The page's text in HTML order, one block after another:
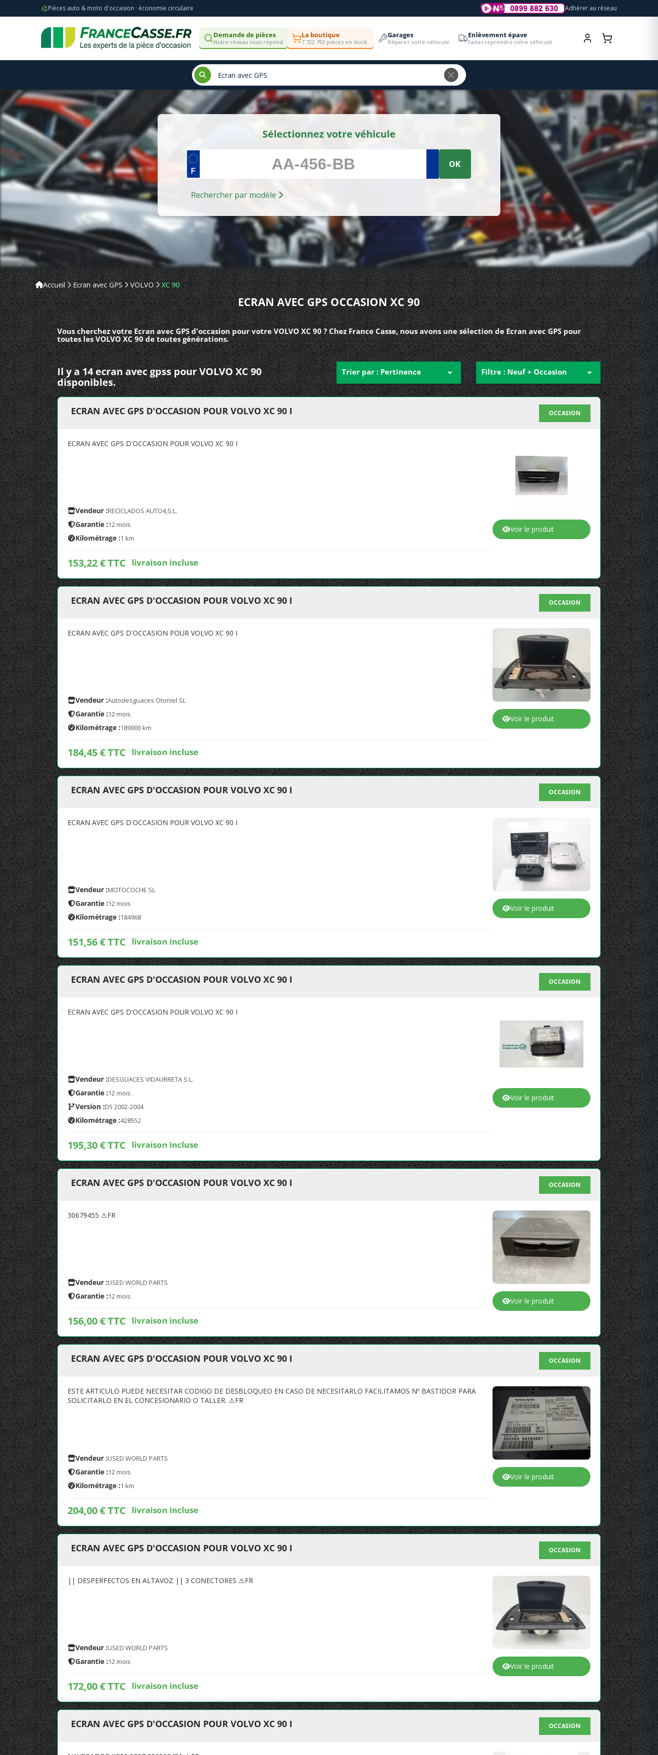
Pièces auto & moto d'occasion · économie circulaire Adhérer au réseau
Demande de pièces
Notre réseau vous répond
La boutique
7 722 793 pièces en stock
Garages
Réparez votre véhicule
Enlèvement épave
Faites reprendre votre véhicule
Sélectionnez votre véhicule
OK
Rechercher par modèle
Accueil Ecran avec GPS VOLVO XC 90
ECRAN AVEC GPS OCCASION XC 90
Vous cherchez votre Ecran avec GPS d'occasion pour votre VOLVO XC 90 ? Chez France Casse, nous avons une sélection de Ecran avec GPS pour
toutes les VOLVO XC 90 de toutes générations.
Il y a 14 ecran avec gpss pour VOLVO XC 90
disponibles.
Trier par : Pertinence  Filtre : Neuf + Occasion 
ECRAN AVEC GPS D'OCCASION POUR VOLVO XC 90 I OCCASION
ECRAN AVEC GPS D'OCCASION POUR VOLVO XC 90 I
Vendeur :RECICLADOS AUTO4,S.L.
Garantie :12 mois
Kilométrage :1 km
153,22 € TTC livraison incluse
Voir le produit
ECRAN AVEC GPS D'OCCASION POUR VOLVO XC 90 I OCCASION
ECRAN AVEC GPS D'OCCASION POUR VOLVO XC 90 I
Vendeur :Autodesguaces Otoniel SL
Garantie :12 mois
Kilométrage :189000 km
184,45 € TTC livraison incluse
Voir le produit
ECRAN AVEC GPS D'OCCASION POUR VOLVO XC 90 I OCCASION
ECRAN AVEC GPS D'OCCASION POUR VOLVO XC 90 I
Vendeur :MOTOCOCHE SL
Garantie :12 mois
Kilométrage :184968
151,56 € TTC livraison incluse
Voir le produit
ECRAN AVEC GPS D'OCCASION POUR VOLVO XC 90 I OCCASION
ECRAN AVEC GPS D'OCCASION POUR VOLVO XC 90 I
Vendeur :DESGUACES VIDAURRETA S.L.
Garantie :12 mois
Version :D5 2002-2004
Kilométrage :428552
195,30 € TTC livraison incluse
Voir le produit
ECRAN AVEC GPS D'OCCASION POUR VOLVO XC 90 I OCCASION
30679455 ⚠FR
Vendeur :USED WORLD PARTS
Garantie :12 mois
156,00 € TTC livraison incluse
Voir le produit
ECRAN AVEC GPS D'OCCASION POUR VOLVO XC 90 I OCCASION
ESTE ARTICULO PUEDE NECESITAR CODIGO DE DESBLOQUEO EN CASO DE NECESITARLO FACILITAMOS Nº BASTIDOR PARA
SOLICITARLO EN EL CONCESIONARIO O TALLER. ⚠FR
Vendeur :USED WORLD PARTS
Garantie :12 mois
Kilométrage :1 km
204,00 € TTC livraison incluse
Voir le produit
ECRAN AVEC GPS D'OCCASION POUR VOLVO XC 90 I OCCASION
|| DESPERFECTOS EN ALTAVOZ || 3 CONECTORES ⚠FR
Vendeur :USED WORLD PARTS
Garantie :12 mois
172,00 € TTC livraison incluse
Voir le produit
ECRAN AVEC GPS D'OCCASION POUR VOLVO XC 90 I OCCASION